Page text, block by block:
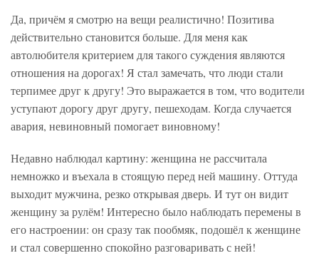
Да, причём я смотрю на вещи реалистично! Позитива
действительно становится больше. Для меня как
автолюбителя критерием для такого суждения являются
отношения на дорогах! Я стал замечать, что люди стали
терпимее друг к другу! Это выражается в том, что водители
уступают дорогу друг другу, пешеходам. Когда случается
авария, невиновный помогает виновному!
Недавно наблюдал картину: женщина не рассчитала
немножко и въехала в стоящую перед ней машину. Оттуда
выходит мужчина, резко открывая дверь. И тут он видит
женщину за рулём! Интересно было наблюдать перемены в
его настроении: он сразу так пообмяк, подошёл к женщине
и стал совершенно спокойно разговаривать с ней!